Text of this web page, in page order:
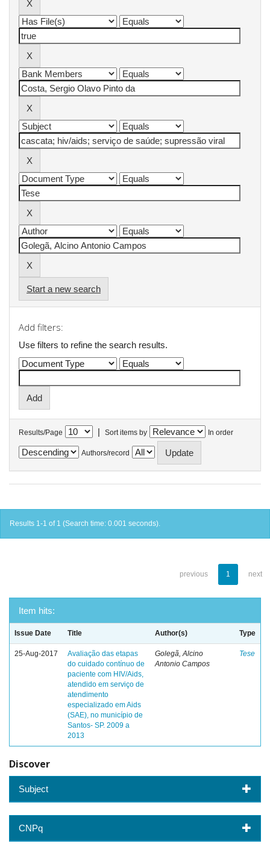
Start a new search
Add filters:
Use filters to refine the search results.
Results/Page | Sort items by In order
Authors/record
Results 1-1 of 1 (Search time: 0.001 seconds).
previous 1 next
Item hits:
Issue Date Title Author(s) Type
25-Aug-2017
Avaliação das etapas
do cuidado contínuo de
paciente com HIV/Aids,
atendido em serviço de
atendimento
especializado em Aids
(SAE), no município de
Santos- SP. 2009 a
2013
Golegã, Alcino
Antonio Campos
Tese
Discover
Subject
CNPq